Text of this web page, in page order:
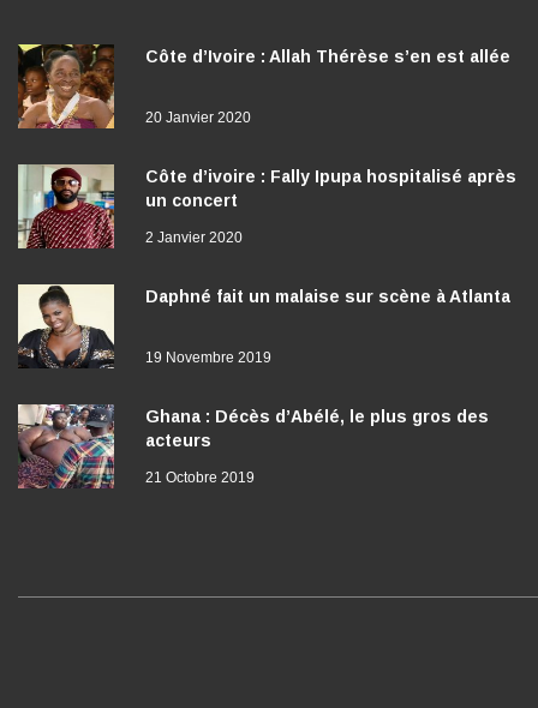
Côte d’Ivoire : Allah Thérèse s’en est allée
20 Janvier 2020
Côte d’ivoire : Fally Ipupa hospitalisé après
un concert
2 Janvier 2020
Daphné fait un malaise sur scène à Atlanta
19 Novembre 2019
Ghana : Décès d’Abélé, le plus gros des
acteurs
21 Octobre 2019